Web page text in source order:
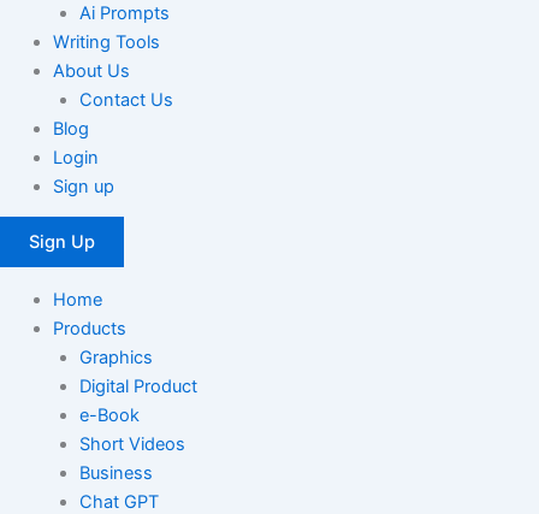
Ai Prompts
Writing Tools
About Us
Contact Us
Blog
Login
Sign up
Sign Up
Home
Products
Graphics
Digital Product
e-Book
Short Videos
Business
Chat GPT